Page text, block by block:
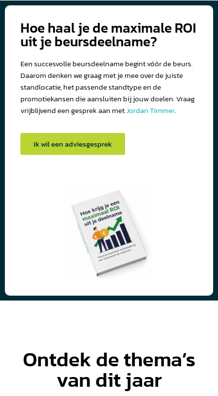
Hoe haal je de maximale ROI
uit je beursdeelname?
Een succesvolle beursdeelname begint vóór de beurs.
Daarom denken we graag met je mee over de juiste
standlocatie, het passende standtype en de
promotiekansen die aansluiten bij jouw doelen. Vraag
vrijblijvend een gesprek aan metJordan Timmer.
Ik wil een adviesgesprek
Ontdek de thema’s
van dit jaar